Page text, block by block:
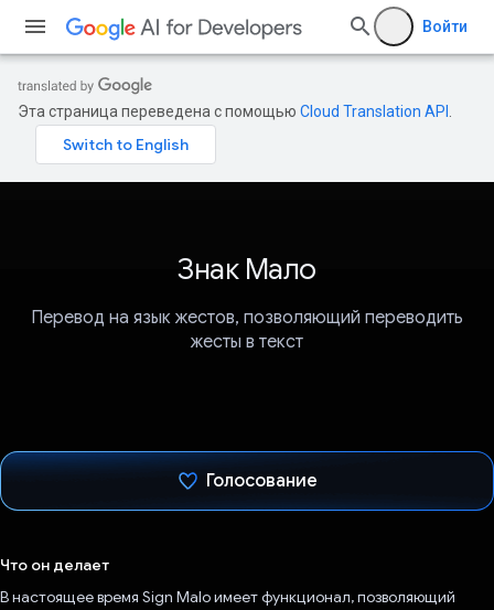
Войти
Эта страница переведена с помощью Cloud Translation API
Знак Мало
Перевод на язык жестов, позволяющий переводить
жесты в текст
Голосование
Что он делает
В настоящее время Sign Malo имеет функционал, позволяющий